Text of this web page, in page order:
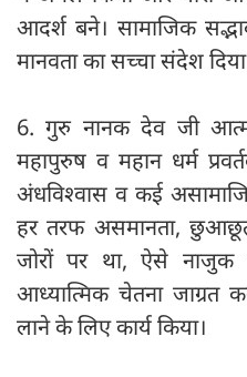
आदर्श बने। सामाजिक
मानवता का सच्चा संदेश
6. गुरु नानक देव जी
महापुरुष व महान धर्म
अंधविश्वास व कई
हर तरफ असमानता,
जोरों पर था, ऐसे
आध्यात्मिक चेतना जाग्रत
लाने के लिए कार्य किया।